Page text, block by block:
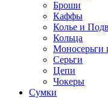
Броши
Каффы
Колье и
Кольца
Моносерьги
Серьги
Цепи
Чокеры
Сумки